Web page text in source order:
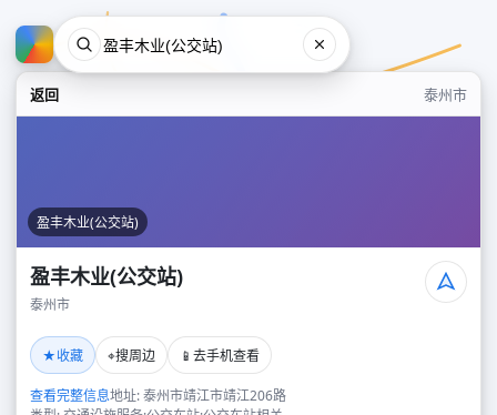
返回 泰州市
盈丰木业(公交站)
盈丰木业(公交站)
泰州市
★收藏 ⌖搜周边 📱 去手机查看
查看完整信息地址: 泰州市靖江市靖江206路